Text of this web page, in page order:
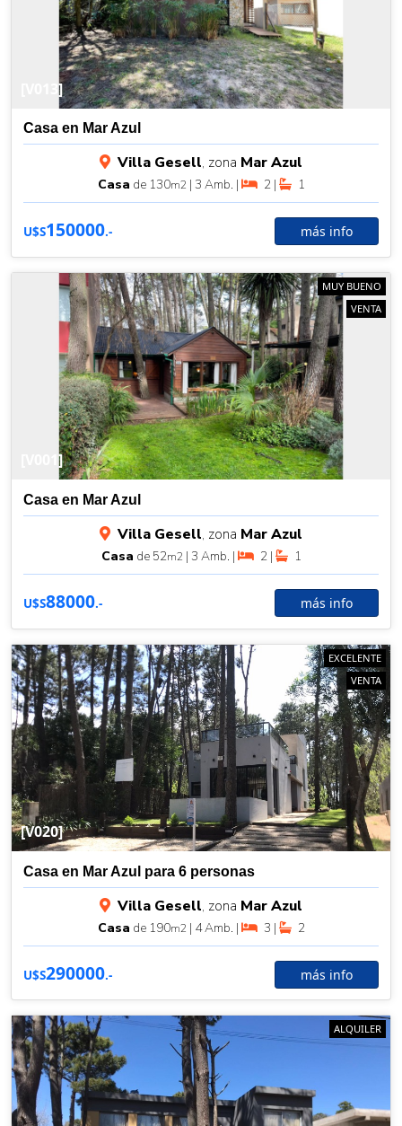
[V013]
Casa en Mar Azul
Villa Gesell, zona Mar Azul
Casa de 130m2 | 3 Amb. | 2 | 1
U$S150000.- más info
[V001]
MUY BUENO
VENTA
Casa en Mar Azul
Villa Gesell, zona Mar Azul
Casa de 52m2 | 3 Amb. | 2 | 1
U$S88000.- más info
[V020]
EXCELENTE
VENTA
Casa en Mar Azul para 6 personas
Villa Gesell, zona Mar Azul
Casa de 190m2 | 4 Amb. | 3 | 2
U$S290000.- más info
ALQUILER